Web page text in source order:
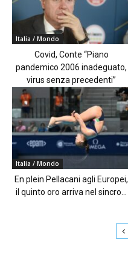
Italia / Mondo
Covid, Conte “Piano
pandemico 2006 inadeguato,
virus senza precedenti”
Italia / Mondo
En plein Pellacani agli Europei,
il quinto oro arriva nel sincro...